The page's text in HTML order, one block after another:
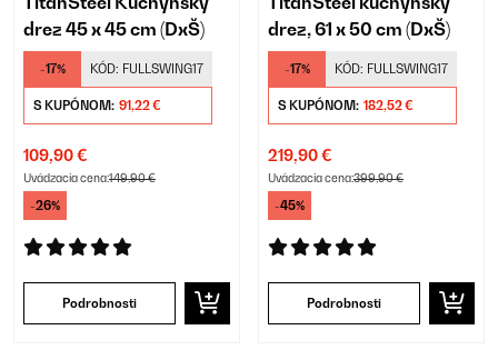
drez 45 x 45 cm (DxŠ)
-17% KÓD: FULLSWING17
S KUPÓNOM: 91,22 €
109,90 €
Uvádzacia cena:149,90 €
-26%
Podrobnosti
drez, 61 x 50 cm (DxŠ)
-17% KÓD: FULLSWING17
S KUPÓNOM: 182,52 €
219,90 €
Uvádzacia cena:399,90 €
-45%
Podrobnosti